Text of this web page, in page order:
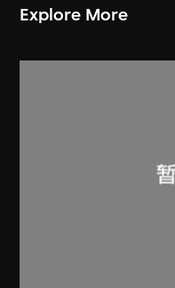
Explore More